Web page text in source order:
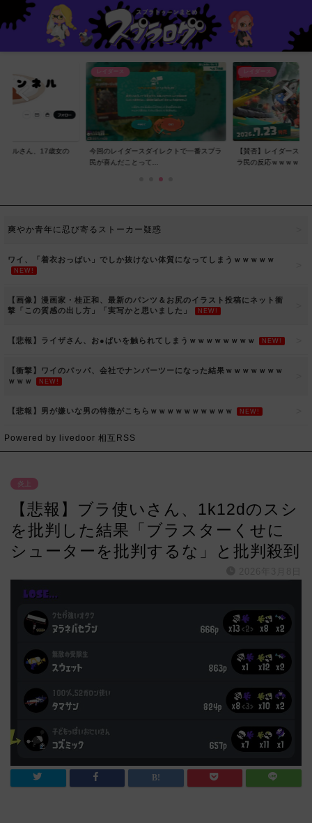
ネルさん、17歳女の
レイダース
今回のレイダースダイレクトで一番スプラ
民が喜んだことって...
レイダース
【賛否】レイダースダ
ラ民の反応ｗｗｗｗ...
爽やか青年に忍び寄るストーカー疑惑
ワイ、「着衣おっばい」でしか抜けない体質になってしまうｗｗｗｗｗ
NEW!
【画像】漫画家・桂正和、最新のパンツ＆お尻のイラスト投稿にネット衝
撃「この質感の出し方」「実写かと思いました」
NEW!
【悲報】ライザさん、お●ぱいを触られてしまうｗｗｗｗｗｗｗｗ NEW!
【衝撃】ワイのパッパ、会社でナンバーツーになった結果ｗｗｗｗｗｗｗ
ｗｗｗ
NEW!
【悲報】男が嫌いな男の特徴がこちらｗｗｗｗｗｗｗｗｗｗ NEW!
Powered by livedoor 相互RSS
炎上
【悲報】ブラ使いさん、1k12dのスシ
を批判した結果「ブラスターくせに
シューターを批判するな」と批判殺到